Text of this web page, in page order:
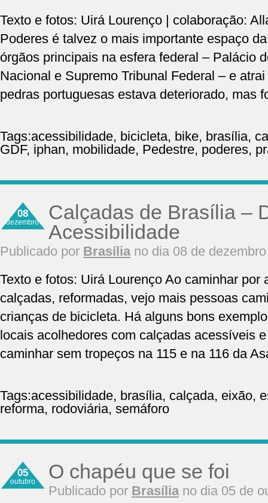
Texto e fotos: Uirá Lourenço | colaboração:
Poderes é talvez o mais importante espaço
órgãos principais na esfera federal – Palácio
Nacional e Supremo Tribunal Federal – e
pedras portuguesas estava deteriorado, mas
Tags:acessibilidade, bicicleta, bike, brasília,
GDF, iphan, mobilidade, Pedestre, poderes,
08
dezembro
Calçadas de Brasília –
Acessibilidade
Publicado por Brasíliano dia 08 de
Texto e fotos: Uirá Lourenço Ao caminhar por
calçadas, reformadas, vejo mais pessoas
crianças de bicicleta. Há alguns bons
locais acolhedores com calçadas acessíveis
caminhar sem tropeços na 115 e na 116 da
Tags:acessibilidade, brasília, calçada, eixão,
reforma, rodoviária, semáforo
05
outubro O chapéu que se foi
Publicado por Brasíliano dia 05 de